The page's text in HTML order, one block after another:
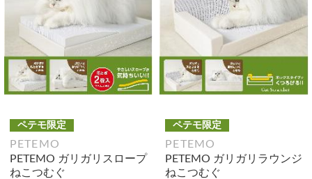
ペテモ限定
PETEMO
PETEMO ガリガリスロープ
ねこつむぐ
ペテモ限定
PETEMO
PETEMO ガリガリラウンジ
ねこつむぐ